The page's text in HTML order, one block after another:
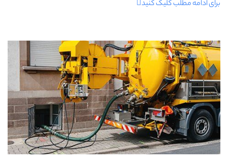
برای ادامه مطلب کلیک کنید